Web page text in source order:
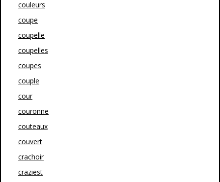
couleurs
coupe
coupelle
coupelles
coupes
couple
cour
couronne
couteaux
couvert
crachoir
craziest